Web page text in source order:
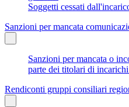
Soggetti cessati
Sanzioni per mancata
Sanzioni per mancata o
parte dei titolari di
Rendiconti gruppi consiliari